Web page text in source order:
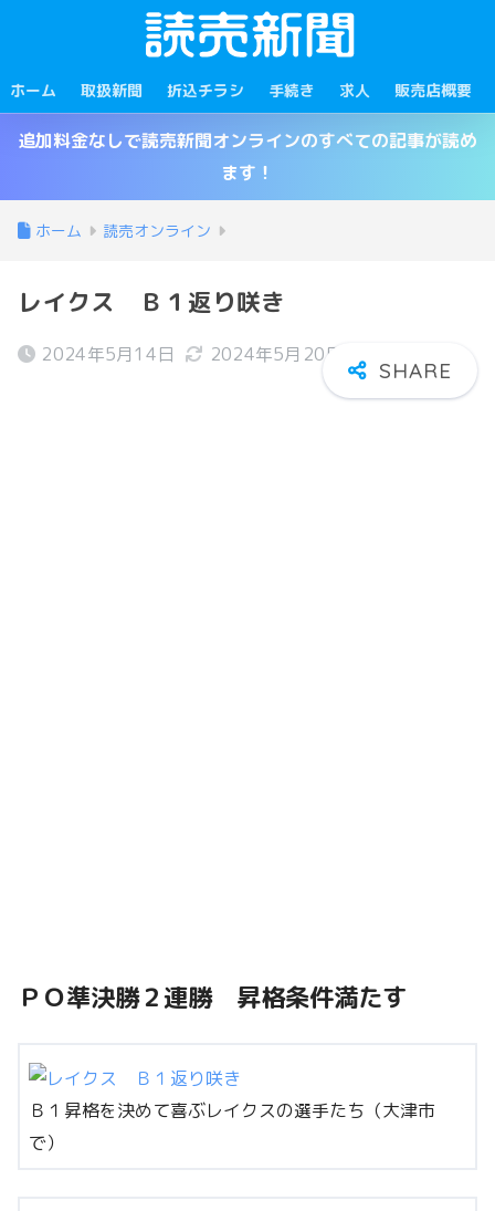
ホーム 取扱新聞 折込チラシ 手続き 求人 販売店概要
追加料金なしで読売新聞オンラインのすべての記事が読め
ます！
ホーム 読売オンライン
レイクス Ｂ１返り咲き
2024年5月14日 2024年5月20日
ＰＯ準決勝２連勝 昇格条件満たす
Ｂ１昇格を決めて喜ぶレイクスの選手たち（大津市
で）